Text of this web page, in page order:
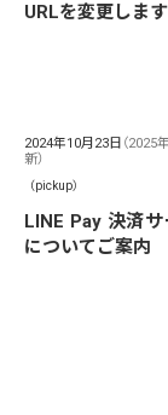
URLを変更します
2024年10月23日 （2025
新）
（pickup）
LINE Pay 決済
についてご案内